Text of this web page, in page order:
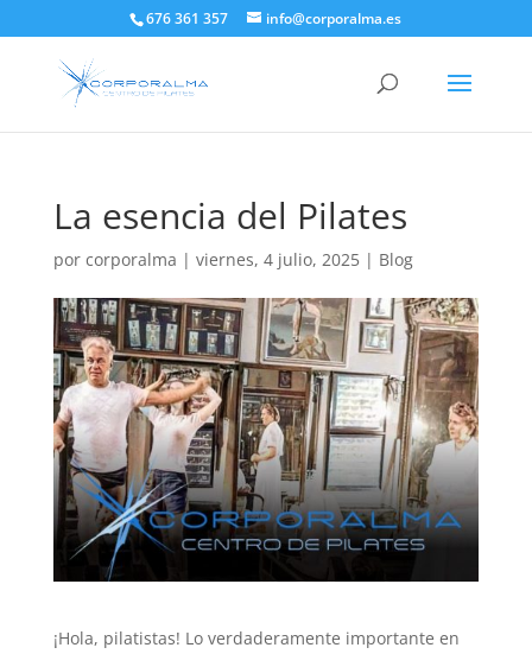
676 361 357 info@corporalma.es
La esencia del Pilates
por corporalma | viernes, 4 julio, 2025| Blog
¡Hola, pilatistas! Lo verdaderamente importante en